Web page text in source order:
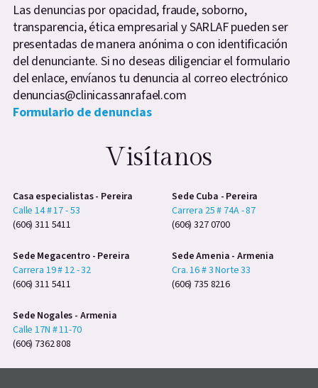
Las denuncias por opacidad, fraude, soborno,
transparencia, ética empresarial y SARLAF pueden ser
presentadas de manera anónima o con identificación
del denunciante. Si no deseas diligenciar el formulario
del enlace, envíanos tu denuncia al correo electrónico
denuncias@clinicassanrafael.com
Formulario de denuncias
Visítanos
Casa especialistas - Pereira
Calle 14 # 17 - 53
(606) 311 5411
Sede Cuba - Pereira
Carrera 25 # 74A - 87
(606) 327 0700
Sede Megacentro - Pereira
Carrera 19 # 12 - 32
(606) 311 5411
Sede Amenia - Armenia
Cra. 16 # 3 Norte 33
(606) 735 8216
Sede Nogales - Armenia
Calle 17N # 11-70
(606) 7362 808